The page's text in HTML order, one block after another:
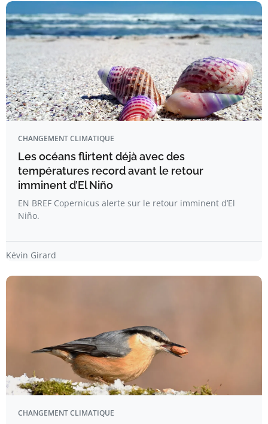
CHANGEMENT CLIMATIQUE
Les océans flirtent déjà avec des
températures record avant le retour
imminent d’El Niño
EN BREF Copernicus alerte sur le retour imminent d’El
Niño.
Kévin Girard
CHANGEMENT CLIMATIQUE